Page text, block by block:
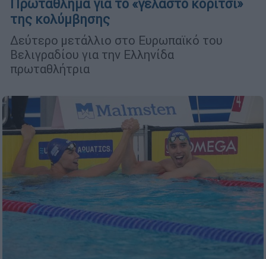
Πρωτάθλημα για το «γελαστό κορίτσι»
της κολύμβησης
Δεύτερο μετάλλιο στο Ευρωπαϊκό του
Βελιγραδίου για την Ελληνίδα
πρωταθλήτρια